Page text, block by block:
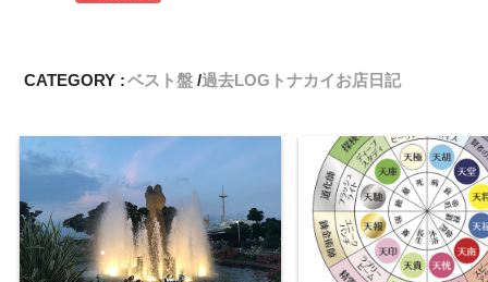
CATEGORY :ベスト盤 過去LOGトナカイお店日記